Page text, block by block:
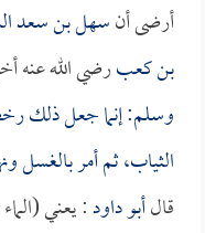
أرضى أنسهل بن سعد
بن كعبرضي الله عنه
وسلم: إنما جعل ذلك
الثياب، ثم أمر
قالأبو داود: يعني